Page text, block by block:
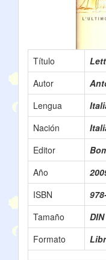
Título
Autor
Lengua
Nación
Editor
Año
ISBN
Tamaño
Formato